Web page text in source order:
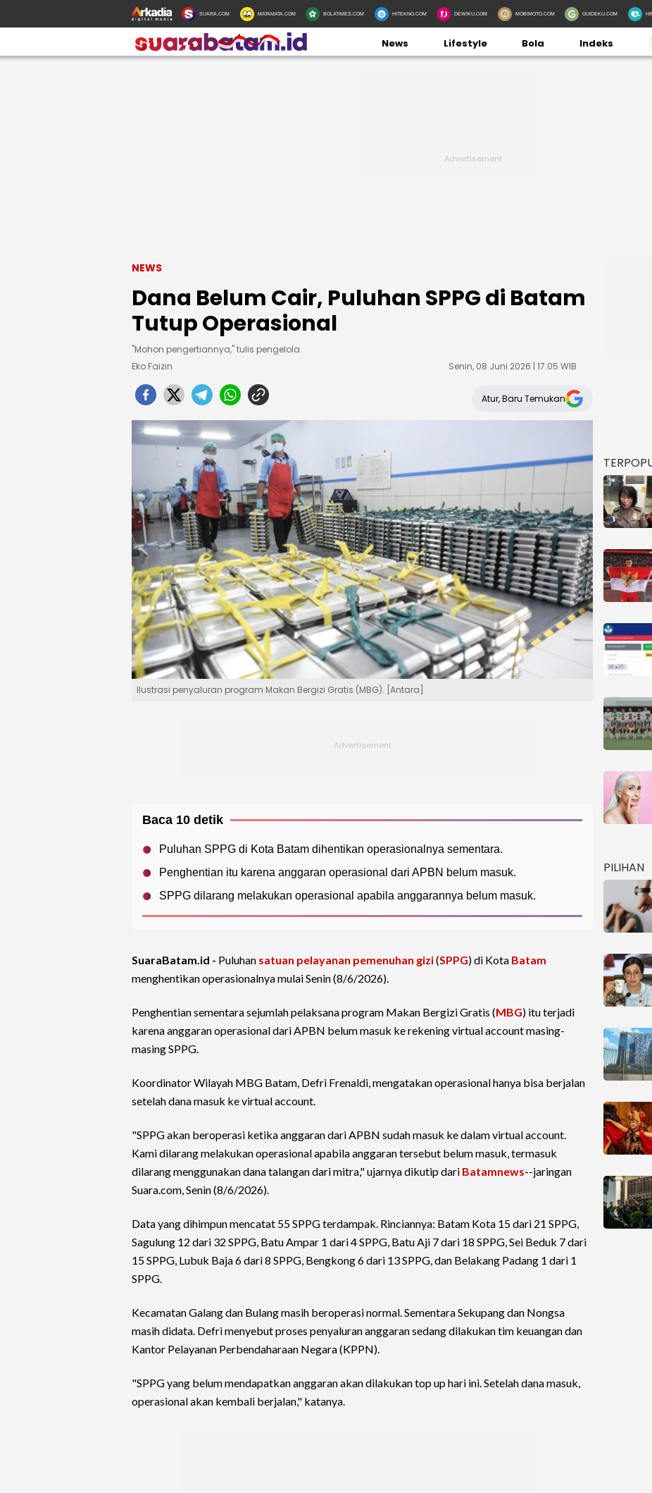
SUARA.COM MATAMATA.COM BOLATIMES.COM HITEKNO.COM DEWIKU.COM MOBIMOTO.COM GUIDEKU.COM
News Lifestyle Bola Indeks
NEWS
Dana Belum Cair, Puluhan SPPG di Batam
Tutup Operasional
"Mohon pengertiannya," tulis pengelola.
Eko Faizin
Senin, 08 Juni 2026 | 17:05 WIB
Atur, Baru Temukan
Ilustrasi penyaluran program Makan Bergizi Gratis (MBG). [Antara]
Baca 10 detik
Puluhan SPPG di Kota Batam dihentikan operasionalnya sementara.
Penghentian itu karena anggaran operasional dari APBN belum masuk.
SPPG dilarang melakukan operasional apabila anggarannya belum masuk.
SuaraBatam.id - Puluhan satuan pelayanan pemenuhan gizi(SPPG) di Kota Batam
menghentikan operasionalnya mulai Senin (8/6/2026).
Penghentian sementara sejumlah pelaksana program Makan Bergizi Gratis (MBG) itu terjadi
karena anggaran operasional dari APBN belum masuk ke rekening virtual account masing-
masing SPPG.
Koordinator Wilayah MBG Batam, Defri Frenaldi, mengatakan operasional hanya bisa berjalan
setelah dana masuk ke virtual account.
"SPPG akan beroperasi ketika anggaran dari APBN sudah masuk ke dalam virtual account.
Kami dilarang melakukan operasional apabila anggaran tersebut belum masuk, termasuk
dilarang menggunakan dana talangan dari mitra," ujarnya dikutip dari Batamnews--jaringan
Suara.com, Senin (8/6/2026).
Data yang dihimpun mencatat 55 SPPG terdampak. Rinciannya: Batam Kota 15 dari 21 SPPG,
Sagulung 12 dari 32 SPPG, Batu Ampar 1 dari 4 SPPG, Batu Aji 7 dari 18 SPPG, Sei Beduk 7 dari
15 SPPG, Lubuk Baja 6 dari 8 SPPG, Bengkong 6 dari 13 SPPG, dan Belakang Padang 1 dari 1
SPPG.
Kecamatan Galang dan Bulang masih beroperasi normal. Sementara Sekupang dan Nongsa
masih didata. Defri menyebut proses penyaluran anggaran sedang dilakukan tim keuangan dan
Kantor Pelayanan Perbendaharaan Negara (KPPN).
"SPPG yang belum mendapatkan anggaran akan dilakukan top up hari ini. Setelah dana masuk,
operasional akan kembali berjalan," katanya.
PILIHAN